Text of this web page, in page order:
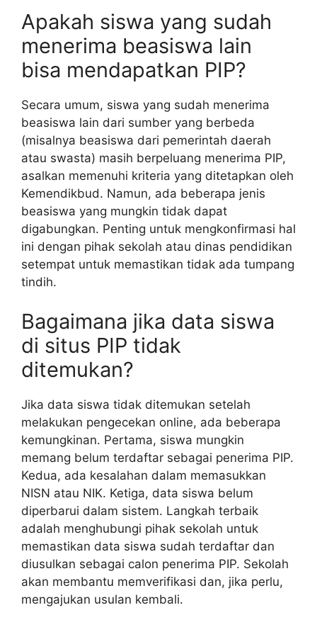
Apakah siswa yang sudah
menerima beasiswa lain
bisa mendapatkan PIP?
Secara umum, siswa yang sudah menerima
beasiswa lain dari sumber yang berbeda
(misalnya beasiswa dari pemerintah daerah
atau swasta) masih berpeluang menerima PIP,
asalkan memenuhi kriteria yang ditetapkan oleh
Kemendikbud. Namun, ada beberapa jenis
beasiswa yang mungkin tidak dapat
digabungkan. Penting untuk mengkonfirmasi hal
ini dengan pihak sekolah atau dinas pendidikan
setempat untuk memastikan tidak ada tumpang
tindih.
Bagaimana jika data siswa
di situs PIP tidak
ditemukan?
Jika data siswa tidak ditemukan setelah
melakukan pengecekan online, ada beberapa
kemungkinan. Pertama, siswa mungkin
memang belum terdaftar sebagai penerima PIP.
Kedua, ada kesalahan dalam memasukkan
NISN atau NIK. Ketiga, data siswa belum
diperbarui dalam sistem. Langkah terbaik
adalah menghubungi pihak sekolah untuk
memastikan data siswa sudah terdaftar dan
diusulkan sebagai calon penerima PIP. Sekolah
akan membantu memverifikasi dan, jika perlu,
mengajukan usulan kembali.